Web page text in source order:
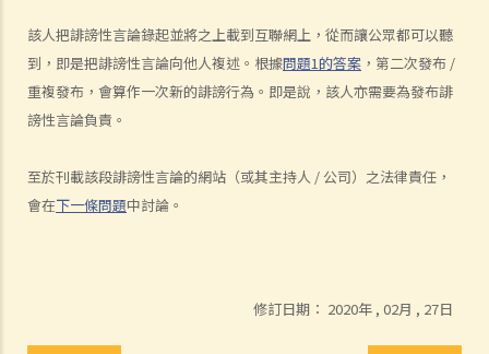
該人把誹謗性言論錄起並將之上載到互聯網上，從而讓公眾都可以聽
到，即是把誹謗性言論向他人複述。根據問題1的答案 ，第二次發布 /
重複發布，會算作一次新的誹謗行為。即是說，該人亦需要為發布誹
謗性言論負責。
至於刊載該段誹謗性言論的網站（或其主持人 / 公司）之法律責任，
會在下一條問題中討論。
修訂日期： 2020年 , 02月 , 27日
發布這些誹謗性言論負責？
7. 如有一些誹謗性字句或言論，被互聯網站使用者放到網站上，該網站
（或其主持人 / 公司）是否要負上誹謗的法律責任？
確認出被誹謗的人
他。我是否仍然要負上誹謗的法律責任？
2. 如果我發布了一些誹謗性字句，而有關內容針對一間有限公司，我要
1. 我的競爭對手一直散播謠言，指我公司供應的貨物有瑕疵。這些謠言